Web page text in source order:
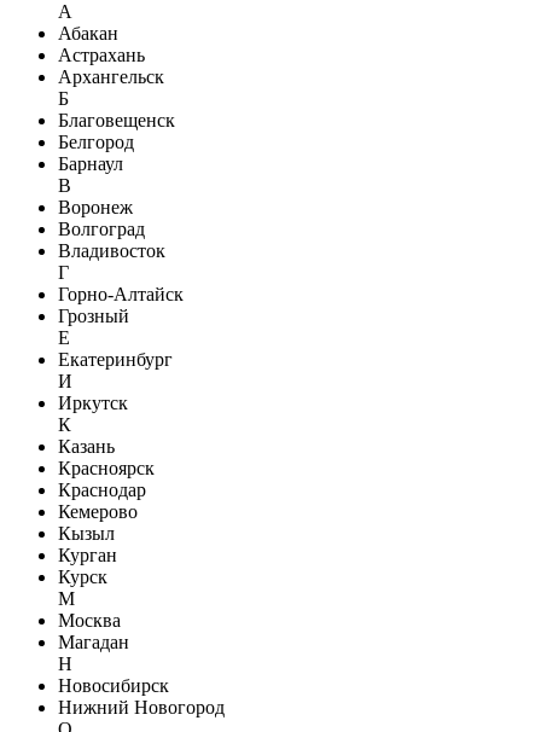
А
Абакан
Астрахань
Архангельск
Б
Благовещенск
Белгород
Барнаул
В
Воронеж
Волгоград
Владивосток
Г
Горно-Алтайск
Грозный
Е
Екатеринбург
И
Иркутск
К
Казань
Красноярск
Краснодар
Кемерово
Кызыл
Курган
Курск
М
Москва
Магадан
Н
Новосибирск
Нижний Новогород